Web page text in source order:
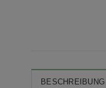
BESCHREIBUNG